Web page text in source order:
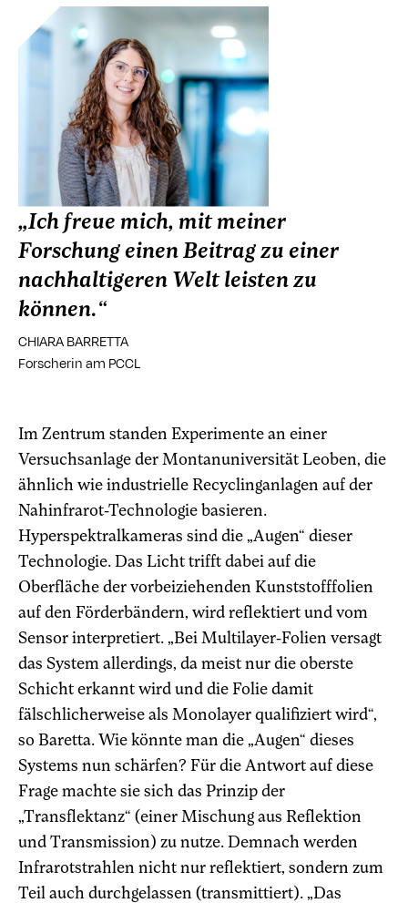
„Ich freue mich, mit meiner
Forschung einen Beitrag zu einer
nachhaltigeren Welt leisten zu
können.“
CHIARA BARRETTA
Forscherin am PCCL
Im Zentrum standen Experimente an einer
Versuchsanlage der Montanuniversität Leoben, die
ähnlich wie industrielle Recyclinganlagen auf der
Nahinfrarot-Technologie basieren.
Hyperspektralkameras sind die „Augen“ dieser
Technologie. Das Licht trifft dabei auf die
Oberfläche der vorbeiziehenden Kunststofffolien
auf den Förderbändern, wird reflektiert und vom
Sensor interpretiert. „Bei Multilayer-Folien versagt
das System allerdings, da meist nur die oberste
Schicht erkannt wird und die Folie damit
fälschlicherweise als Monolayer qualifiziert wird“,
so Baretta. Wie könnte man die „Augen“ dieses
Systems nun schärfen? Für die Antwort auf diese
Frage machte sie sich das Prinzip der
„Transflektanz“ (einer Mischung aus Reflektion
und Transmission) zu nutze. Demnach werden
Infrarotstrahlen nicht nur reflektiert, sondern zum
Teil auch durchgelassen (transmittiert). „Das